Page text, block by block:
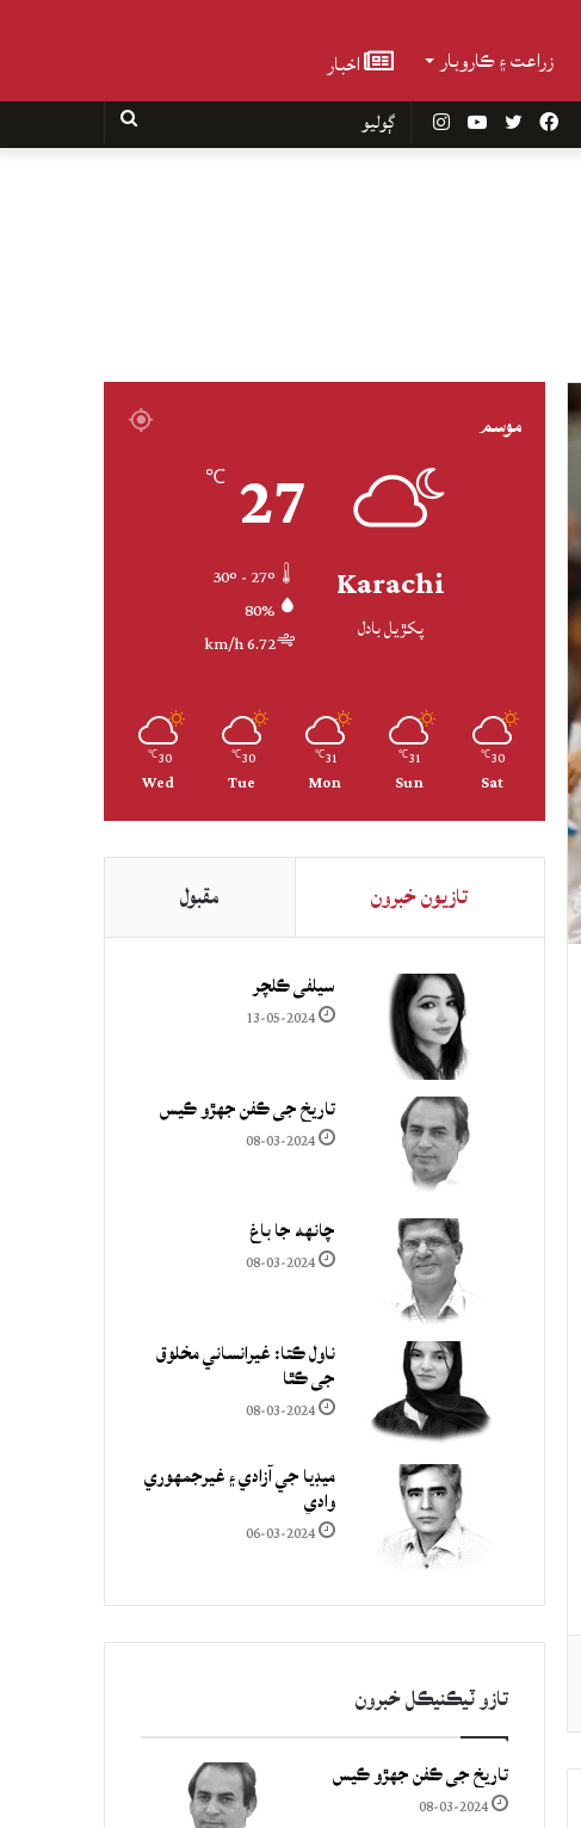
زراعت ۽ ڪاروبار اخبار
InstagramYouTube Twitter
Facebook
موسم
Karachi
پکڙيل بادل
27
℃
80%
6.72 km/h
30
℃
Sat
31
℃
Sun
31
℃
Mon
30
℃
Tue
30
℃
Wed
تازيون خبرون مقبول
سيلفي ڪلچر
13-05-2024
تاريخ جي ڪفن جھڙو ڪيس
08-03-2024
چانهه جا باغ
08-03-2024
ناول ڪتا: غيرانساني مخلوق
جي ڪٿا
08-03-2024
ميڊيا جي آزادي ۽ غيرجمھوري
وادي
06-03-2024
تازو ٽيڪنيڪل خبرون
تاريخ جي ڪفن جھڙو ڪيس
08-03-2024